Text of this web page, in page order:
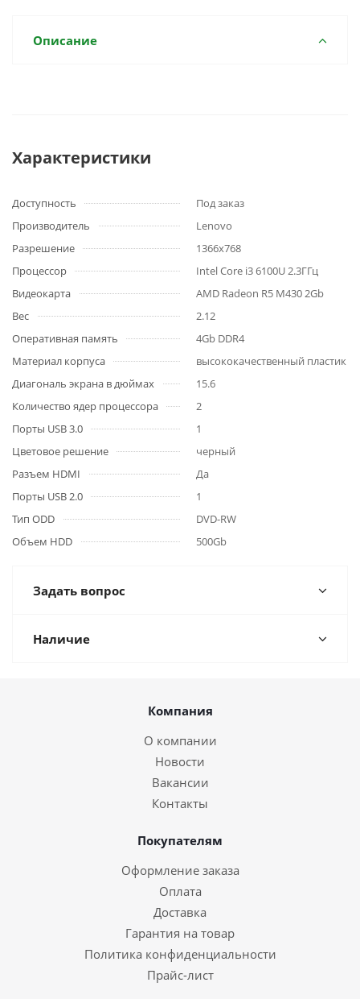
Описание
Характеристики
Доступность
Под заказ
Производитель
Lenovo
Разрешение
1366x768
Процессор
Intel Core i3 6100U 2.3ГГц
Видеокарта
AMD Radeon R5 M430 2Gb
Вес
2.12
Оперативная память
4Gb DDR4
Материал корпуса
высококачественный пластик
Диагональ экрана в дюймах
15.6
Количество ядер процессора
2
Порты USB 3.0
1
Цветовое решение
черный
Разъем HDMI
Да
Порты USB 2.0
1
Тип ODD
DVD-RW
Объем HDD
500Gb
Задать вопрос
Наличие
Компания
О компании
Новости
Вакансии
Контакты
Покупателям
Оформление заказа
Оплата
Доставка
Гарантия на товар
Политика конфиденциальности
Прайс-лист